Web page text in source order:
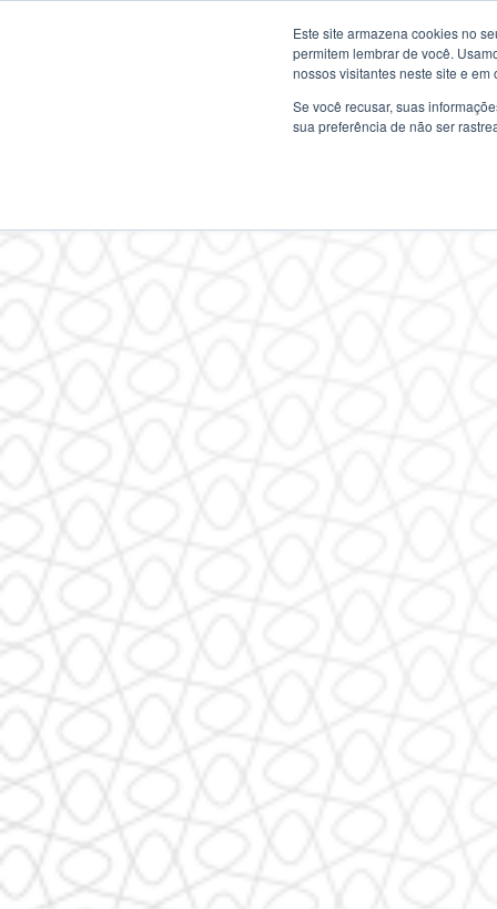
Este site armazena cookies no
permitem lembrar de você.
nossos visitantes neste site e
Se você recusar, suas
sua preferência de não ser